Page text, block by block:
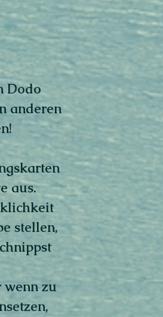
Dodo
anderen
aus.
stellen,
wenn zu